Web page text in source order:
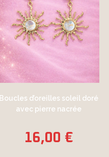
Boucles d’oreilles soleil doré
avec pierre nacrée
16,00 €